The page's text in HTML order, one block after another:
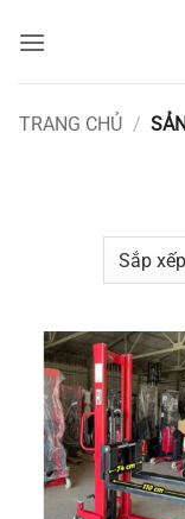
qua
TRANG CHỦ /